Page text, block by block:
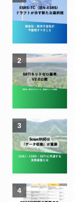
2
3
4